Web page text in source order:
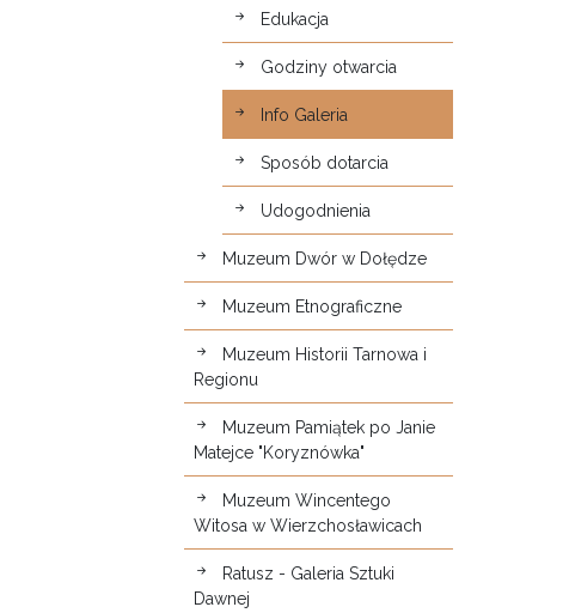
Edukacja
Godziny otwarcia
Info Galeria
Sposób dotarcia
Udogodnienia
Muzeum Dwór w Dołędze
Muzeum Etnograficzne
Muzeum Historii Tarnowa i
Regionu
Muzeum Pamiątek po Janie
Matejce "Koryznówka"
Muzeum Wincentego
Witosa w Wierzchosławicach
Ratusz - Galeria Sztuki
Dawnej